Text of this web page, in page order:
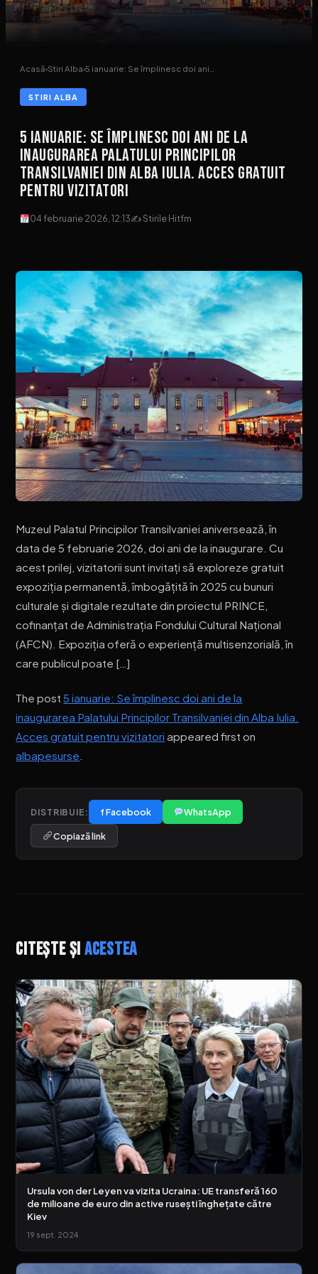
Acasă›Stiri Alba›5 ianuarie: Se împlinesc doi ani…
STIRI ALBA
5 ianuarie: Se împlinesc doi ani de la
inaugurarea Palatului Principilor
Transilvaniei din Alba Iulia. Acces gratuit
pentru vizitatori
04 februarie 2026, 12:13✍ Stirile Hitfm
Muzeul Palatul Principilor Transilvaniei aniversează, în
data de 5 februarie 2026, doi ani de la inaugurare. Cu
acest prilej, vizitatorii sunt invitați să exploreze gratuit
expoziția permanentă, îmbogățită în 2025 cu bunuri
culturale și digitale rezultate din proiectul PRINCE,
cofinanțat de Administrația Fondului Cultural Național
(AFCN). Expoziția oferă o experiență multisenzorială, în
care publicul poate […]
The post5 ianuarie: Se împlinesc doi ani de la
inaugurarea Palatului Principilor Transilvaniei din Alba Iulia.
Acces gratuit pentru vizitatori appeared first on
albapesurse
DISTRIBUIE: f Facebook WhatsApp
Copiază link
Citește șiacestea
Ursula von der Leyen va vizita Ucraina: UE transferă 160
de milioane de euro din active rusești înghețate către
Kiev
19 sept. 2024